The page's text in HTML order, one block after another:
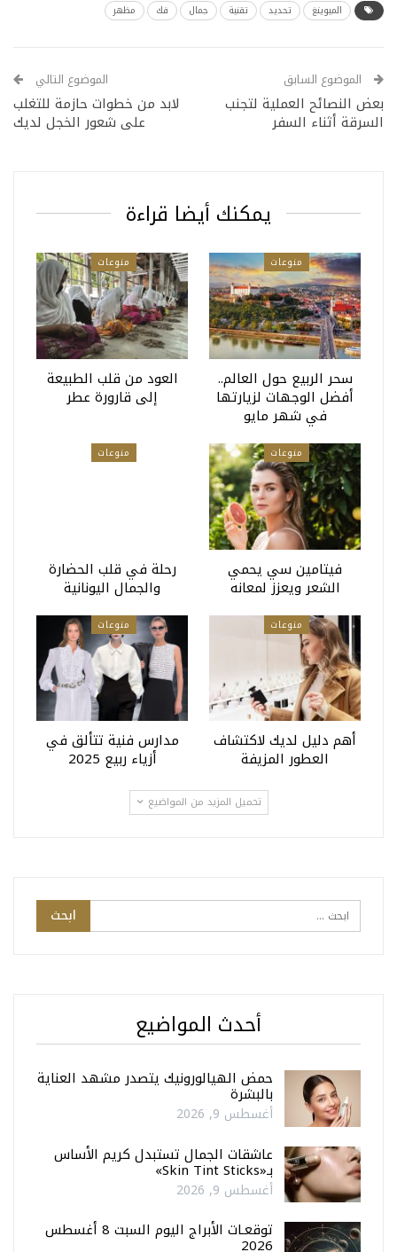
الميوينغ تحديد تقنية جمال فك مظهر
الموضوع السابق
بعض النصائح العملية لتجنب
السرقة أثناء السفر
الموضوع التالي
لابد من خطوات حازمة للتغلب
على شعور الخجل لديك
يمكنك أيضا قراءة
منوعات
سحر الربيع حول العالم..
أفضل الوجهات لزيارتها
في شهر مايو
منوعات
العود من قلب الطبيعة
إلى قارورة عطر
منوعات
فيتامين سي يحمي
الشعر ويعزز لمعانه
منوعات
رحلة في قلب الحضارة
والجمال اليونانية
منوعات
أهم دليل لديك لاكتشاف
العطور المزيفة
منوعات
مدارس فنية تتألق في
أزياء ربيع 2025
تحميل المزيد من المواضيع
أحدث المواضيع
حمض الهيالورونيك يتصدر مشهد العناية
بالبشرة
أغسطس 9, 2026
عاشقات الجمال تستبدل كريم الأساس
بـ«Skin Tint Sticks»
أغسطس 9, 2026
توقعـات الأبراج اليوم السبت 8 أغسطس
2026